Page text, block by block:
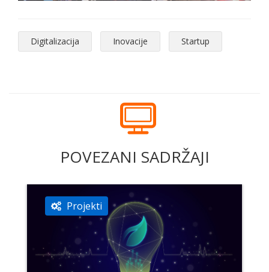
Digitalizacija Inovacije Startup
POVEZANI SADRŽAJI
Projekti